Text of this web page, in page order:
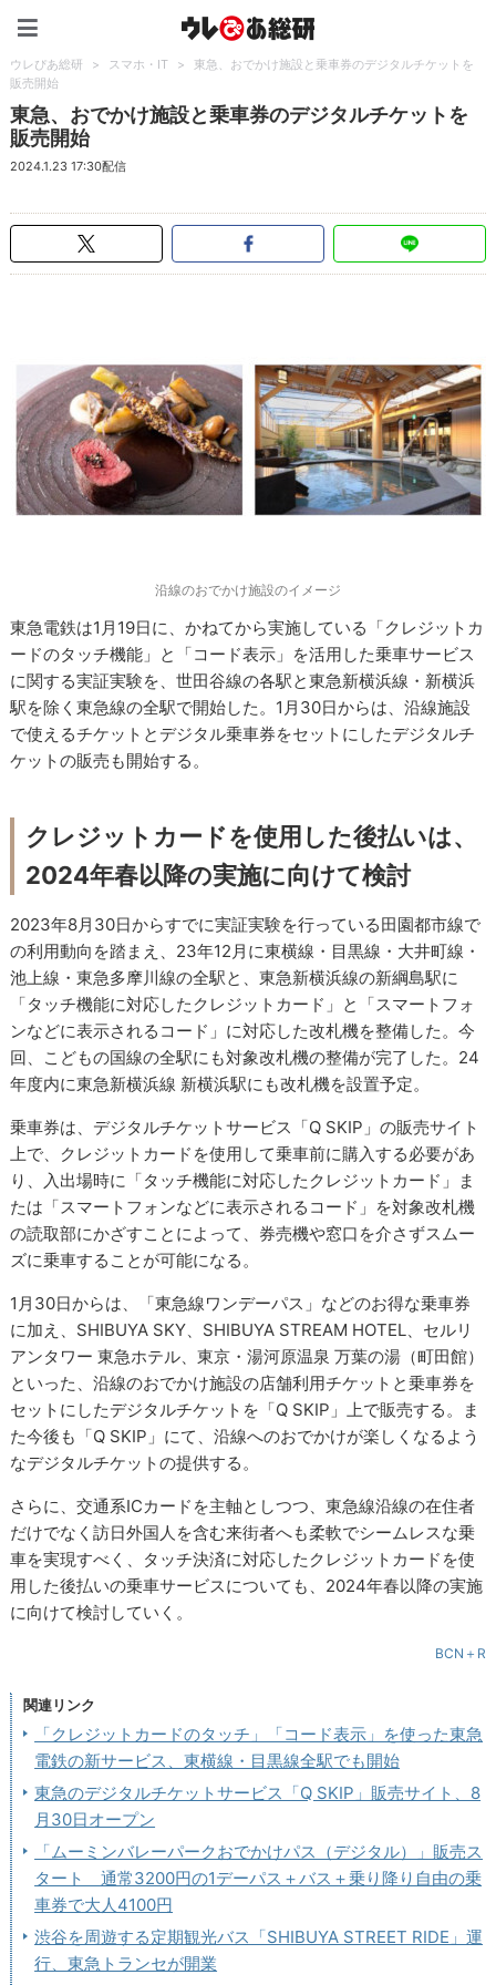
ウレぴあ総研 > スマホ・IT >
東急、おでかけ施設と乗車券のデジタルチケットを
販売開始
東急、おでかけ施設と乗車券のデジタルチケットを
販売開始
2024.1.23 17:30配信
沿線のおでかけ施設のイメージ
東急電鉄は1月19日に、かねてから実施している「クレジットカ
ードのタッチ機能」と「コード表示」を活用した乗車サービス
に関する実証実験を、世田谷線の各駅と東急新横浜線・新横浜
駅を除く東急線の全駅で開始した。1月30日からは、沿線施設
で使えるチケットとデジタル乗車券をセットにしたデジタルチ
ケットの販売も開始する。
クレジットカードを使用した後払いは、
2024年春以降の実施に向けて検討
2023年8月30日からすでに実証実験を行っている田園都市線で
の利用動向を踏まえ、23年12月に東横線・目黒線・大井町線・
池上線・東急多摩川線の全駅と、東急新横浜線の新綱島駅に
「タッチ機能に対応したクレジットカード」と「スマートフォ
ンなどに表示されるコード」に対応した改札機を整備した。今
回、こどもの国線の全駅にも対象改札機の整備が完了した。24
年度内に東急新横浜線 新横浜駅にも改札機を設置予定。
乗車券は、デジタルチケットサービス「Q SKIP」の販売サイト
上で、クレジットカードを使用して乗車前に購入する必要があ
り、入出場時に「タッチ機能に対応したクレジットカード」ま
たは「スマートフォンなどに表示されるコード」を対象改札機
の読取部にかざすことによって、券売機や窓口を介さずスムー
ズに乗車することが可能になる。
1月30日からは、「東急線ワンデーパス」などのお得な乗車券
に加え、SHIBUYA SKY、SHIBUYA STREAM HOTEL、セルリ
アンタワー 東急ホテル、東京・湯河原温泉 万葉の湯（町田館）
といった、沿線のおでかけ施設の店舗利用チケットと乗車券を
セットにしたデジタルチケットを「Q SKIP」上で販売する。ま
た今後も「Q SKIP」にて、沿線へのおでかけが楽しくなるよう
なデジタルチケットの提供する。
さらに、交通系ICカードを主軸としつつ、東急線沿線の在住者
だけでなく訪日外国人を含む来街者へも柔軟でシームレスな乗
車を実現すべく、タッチ決済に対応したクレジットカードを使
用した後払いの乗車サービスについても、2024年春以降の実施
に向けて検討していく。
BCN＋R
関連リンク
「クレジットカードのタッチ」「コード表示」を使った東急
電鉄の新サービス、東横線・目黒線全駅でも開始
東急のデジタルチケットサービス「Q SKIP」販売サイト、8
月30日オープン
「ムーミンバレーパークおでかけパス（デジタル）」販売ス
タート 通常3200円の1デーパス＋バス＋乗り降り自由の乗
車券で大人4100円
渋谷を周遊する定期観光バス「SHIBUYA STREET RIDE」運
行、東急トランセが開業